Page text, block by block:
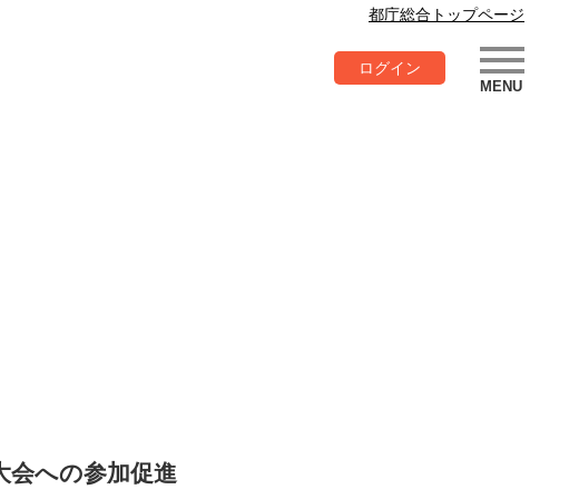
都庁総合トップページ
ログイン
会への参加促進